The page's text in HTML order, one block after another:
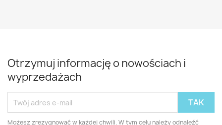
Otrzymuj informację o nowościach i
wyprzedażach
Możesz zrezygnować w każdej chwili. W tym celu należy odnaleźć